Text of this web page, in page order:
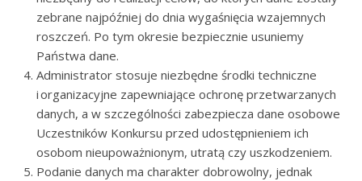
zebrane najpóźniej do dnia wygaśnięcia wzajemnych
roszczeń. Po tym okresie bezpiecznie usuniemy
Państwa dane.
Administrator stosuje niezbędne środki techniczne
i organizacyjne zapewniające ochronę przetwarzanych
danych, a w szczególności zabezpiecza dane osobowe
Uczestników Konkursu przed udostępnieniem ich
osobom nieupoważnionym, utratą czy uszkodzeniem.
Podanie danych ma charakter dobrowolny, jednak